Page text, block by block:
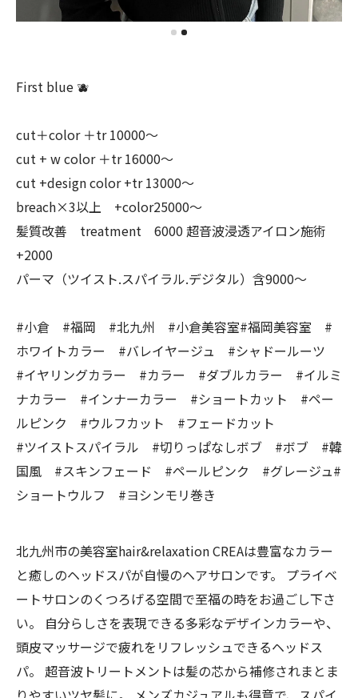
First blue 🫐
cut＋color ＋tr 10000〜
cut + w color ＋tr 16000〜
cut +design color +tr 13000〜
breach×3以上 +color25000〜
髪質改善 treatment 6000 超音波浸透アイロン施術
+2000
パーマ（ツイスト.スパイラル.デジタル）含9000〜
#小倉 #福岡 #北九州 #小倉美容室#福岡美容室 #
ホワイトカラー #バレイヤージュ #シャドールーツ
#イヤリングカラー #カラー #ダブルカラー #イルミ
ナカラー #インナーカラー #ショートカット #ペー
ルピンク #ウルフカット #フェードカット
#ツイストスパイラル #切りっぱなしボブ #ボブ #韓
国風 #スキンフェード #ペールピンク #グレージュ#
ショートウルフ #ヨシンモリ巻き
北九州市の美容室hair&relaxation CREAは豊富なカラー
と癒しのヘッドスパが自慢のヘアサロンです。 プライベ
ートサロンのくつろげる空間で至福の時をお過ごし下さ
い。 自分らしさを表現できる多彩なデザインカラーや、
頭皮マッサージで疲れをリフレッシュできるヘッドス
パ。 超音波トリートメントは髪の芯から補修されまとま